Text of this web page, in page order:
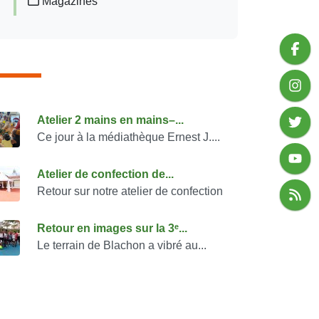
également
Atelier 2 mains en mains–...
Ce jour à la médiathèque Ernest J....
Atelier de confection de...
Retour sur notre atelier de confection
Retour en images sur la 3ᵉ...
Le terrain de Blachon a vibré au...